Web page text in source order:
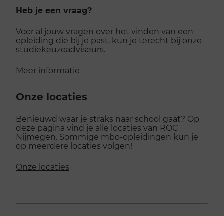
Heb je een vraag?
Voor al jouw vragen over het vinden van een
opleiding die bij je past, kun je terecht bij onze
studiekeuzeadviseurs.
Meer informatie
Onze locaties
Benieuwd waar je straks naar school gaat? Op
deze pagina vind je alle locaties van ROC
Nijmegen. Sommige mbo-opleidingen kun je
op meerdere locaties volgen!
Onze locaties